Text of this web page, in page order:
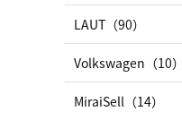
LAUT（90）
Volkswagen（10）
MiraiSell（14）